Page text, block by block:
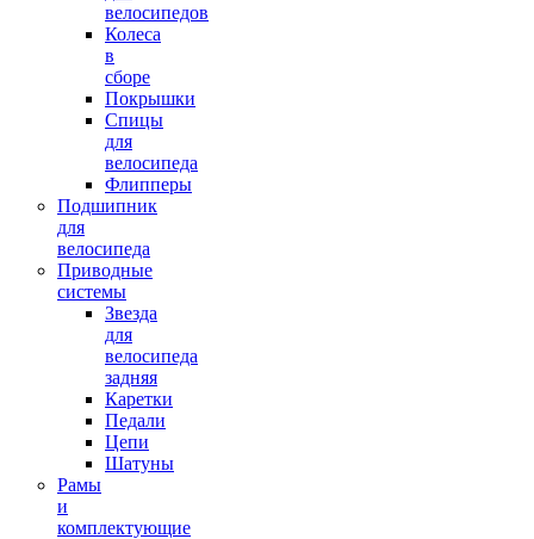
велосипедов
Колеса
в
сборе
Покрышки
Спицы
для
велосипеда
Флипперы
Подшипник
для
велосипеда
Приводные
системы
Звезда
для
велосипеда
задняя
Каретки
Педали
Цепи
Шатуны
Рамы
и
комплектующие